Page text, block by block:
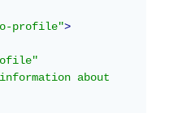
profile">
information about